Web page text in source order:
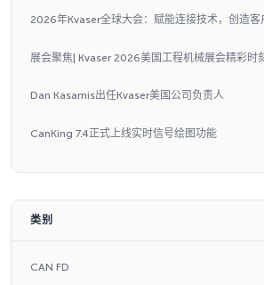
2026年Kvaser全球大会：赋能连接技术，创造客
展会聚焦| Kvaser 2026美国工程机械展会精彩时
Dan Kasamis出任Kvaser美国公司负责人
CanKing 7.4正式上线实时信号绘图功能
类别
CAN FD